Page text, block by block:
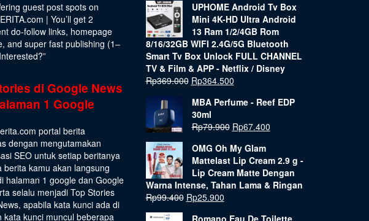
guest post spots on
| You’ll get 2
do-follow links, homepage
and super fast publishing (1–
Interested?”
di Google News
1 Google
portal berita
dengan mengutamakan
SEO untuk setiap beritanya
berita kamu akan langsung
halaman 1 google dan Google
selalu menjadi Top Stories
apabila kata kunci ada di
kata kunci muncul beberapa
UPHOME Android Tv Box
Mini 4K-HD Ultra Android
13 Ram 1/2/4GB Rom
8/16/32GB WIFI 2.4G/5G Bluetooth
Smart Tv Box Unlock FULL CHANNEL
TV & Film & APP - Netflix / Disney
Rp369.000 Rp364.500
MBA Perfume - Reef EDP
30ml
Rp79.900 Rp67.400
OMG Oh My Glam
Mattelast Lip Cream 2.9 g -
Lip Cream Matte Dengan
Warna Intense, Tahan Lama & Ringan
Rp99.400 Rp25.900